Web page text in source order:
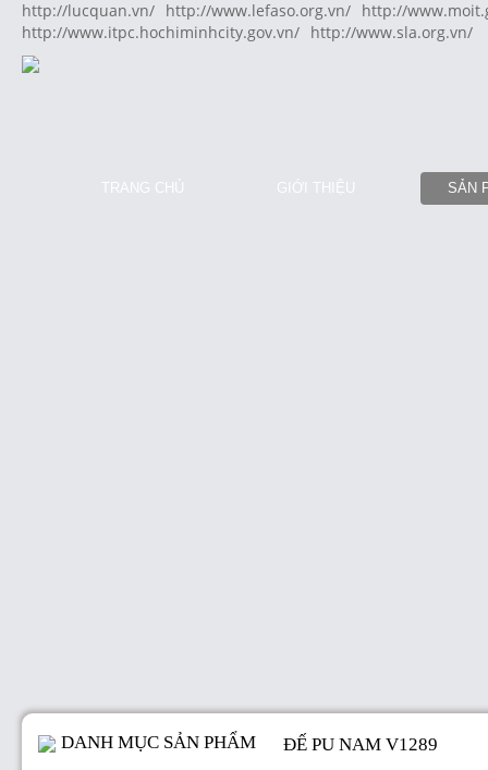
http://lucquan.vn/ http://www.lefaso.org.vn/ http://
http://www.itpc.hochiminhcity.gov.vn/ http://www.sla.org.vn/
TRANG CHỦ GIỚI THIỆU SẢN
DANH MỤC SẢN PHẨM ĐẾ PU NAM V1289